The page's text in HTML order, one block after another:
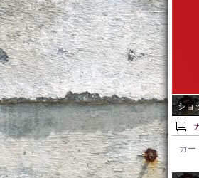
ショ
カー